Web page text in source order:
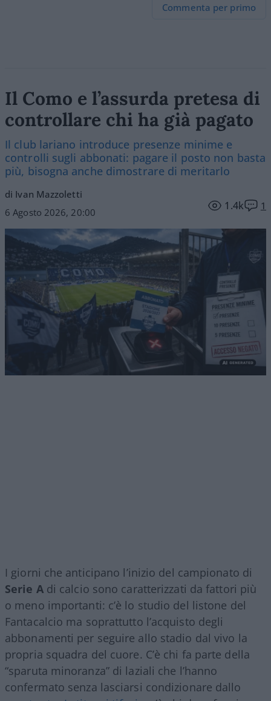
Commenta per primo
Il Como e l’assurda pretesa di
controllare chi ha già pagato
Il club lariano introduce presenze minime e
controlli sugli abbonati: pagare il posto non basta
più, bisogna anche dimostrare di meritarlo
di Ivan Mazzoletti
6 Agosto 2026, 20:00
1.4k 1
I giorni che anticipano l’inizio del campionato di
Serie Adi calcio sono caratterizzati da fattori più
o meno importanti: c’è lo studio del listone del
Fantacalcio ma soprattutto l’acquisto degli
abbonamenti per seguire allo stadio dal vivo la
propria squadra del cuore. C’è chi fa parte della
“sparuta minoranza” di laziali che l’hanno
confermato senza lasciarsi condizionare dallo